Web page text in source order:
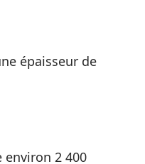
épaisseur de
environ 2 400